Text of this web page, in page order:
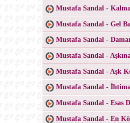
Mustafa Sandal -
Mustafa Sandal - Gel
Mustafa Sandal -
Mustafa Sandal -
Mustafa Sandal - Aşk
Mustafa Sandal -
Mustafa Sandal - Esas
Mustafa Sandal - En